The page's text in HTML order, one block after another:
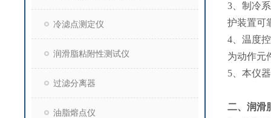
冷滤点测定仪
润滑脂粘附性测试仪
过滤分离器
油脂熔点仪
3、制冷
护装置可
4、温度
为动作元
5、本仪
二、 润滑